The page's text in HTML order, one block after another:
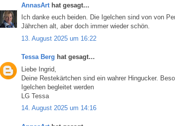
AnnasArt hat gesagt…
Ich danke euch beiden. Die Igelchen sind von von
Jährchen alt, aber doch immer wieder schön.
13. August 2025 um 16:22
Tessa Berg hat gesagt…
Liebe Ingrid,
Deine Restekärtchen sind ein wahrer Hingucker.
Igelchen begleitet werden
LG Tessa
14. August 2025 um 14:16